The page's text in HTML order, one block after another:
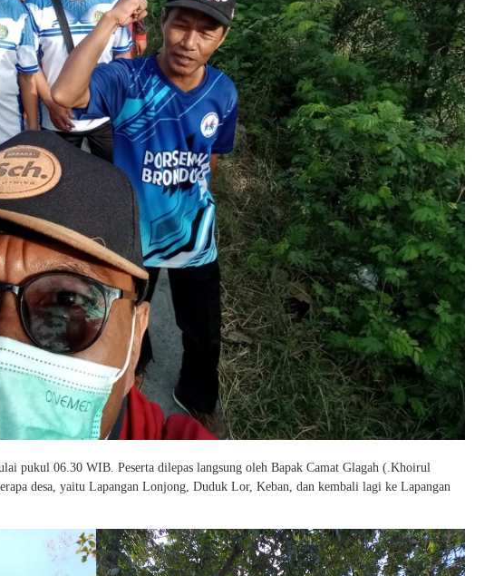
pukul 06.30 WIB. Peserta dilepas langsung oleh Bapak Camat Glagah (.Khoirul
desa, yaitu Lapangan Lonjong, Duduk Lor, Keban, dan kembali lagi ke Lapangan